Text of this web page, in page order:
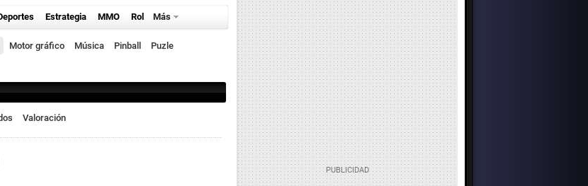
Estrategia MMO Rol Más
Motor gráfico Música Pinball
Puzle
Valoración